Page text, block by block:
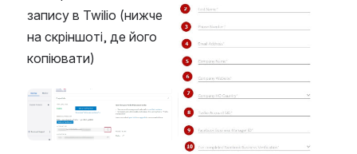
запису в Twilio (нижче
на скріншоті, де його
копіювати)
Open